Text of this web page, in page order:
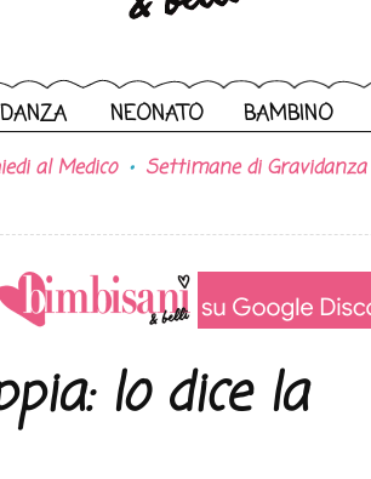
NEONATO BAMBINO
al Medico Settimane di Gravidanza
lo dice la